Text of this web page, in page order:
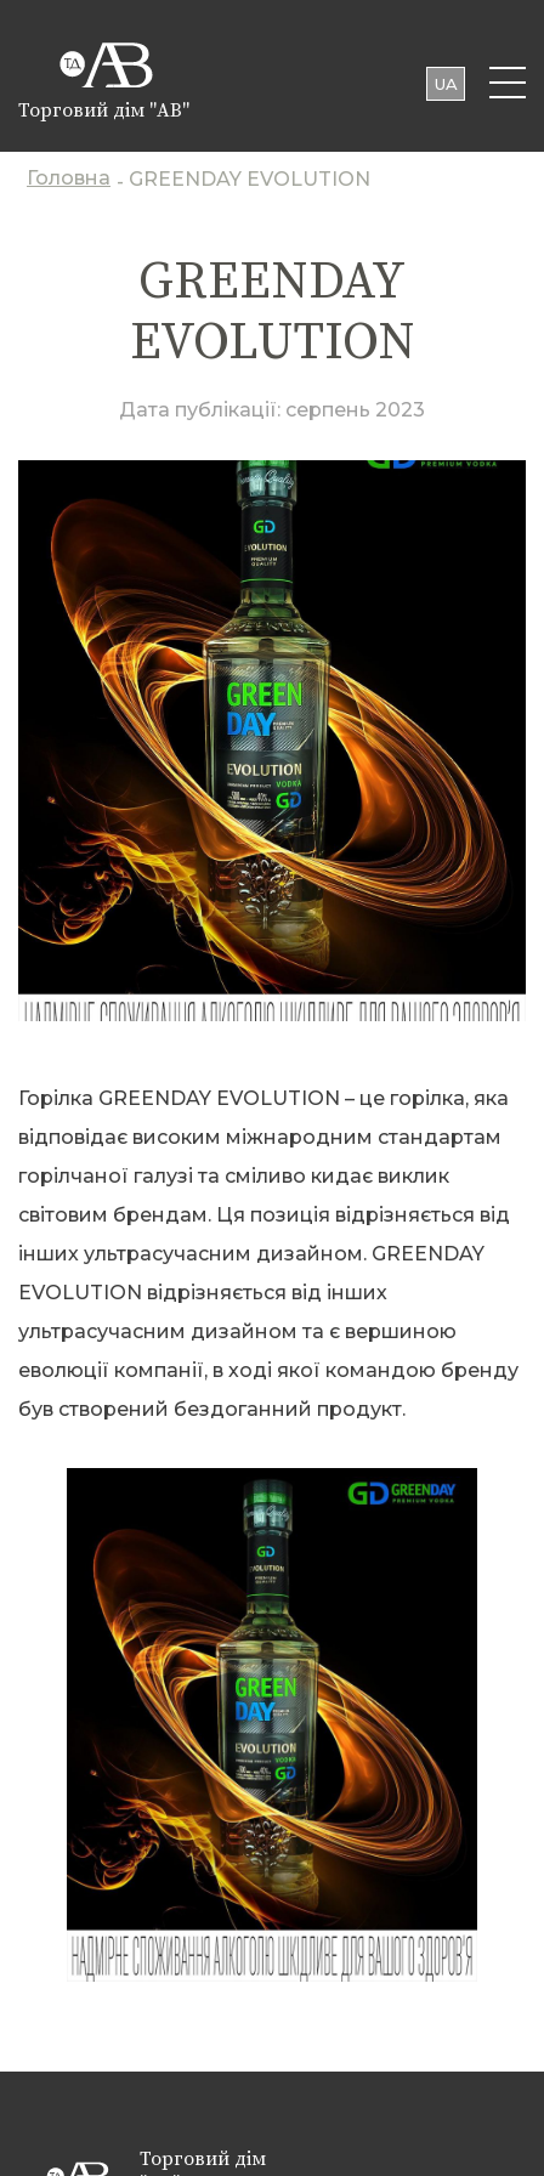
Торговий дім "АВ"
UA
PL
Головна - GREENDAY EVOLUTION
GREENDAY
EVOLUTION
Дата публікації: серпень 2023
Горілка GREENDAY EVOLUTION – це горілка, яка
відповідає високим міжнародним стандартам
горілчаної галузі та сміливо кидає виклик
світовим брендам. Ця позиція відрізняється від
інших ультрасучасним дизайном. GREENDAY
EVOLUTION відрізняється від інших
ультрасучасним дизайном та є вершиною
еволюції компанії, в ході якої командою бренду
був створений бездоганний продукт.
Торговий дім